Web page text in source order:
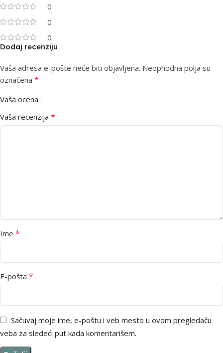
0
0
0
Dodaj recenziju
Vaša adresa e-pošte neće biti objavljena. Neophodna polja su
označena *
Vaša ocena
Vaša recenzija *
Ime *
E-pošta *
Sačuvaj moje ime, e-poštu i veb mesto u ovom pregledaču
veba za sledeći put kada komentarišem.